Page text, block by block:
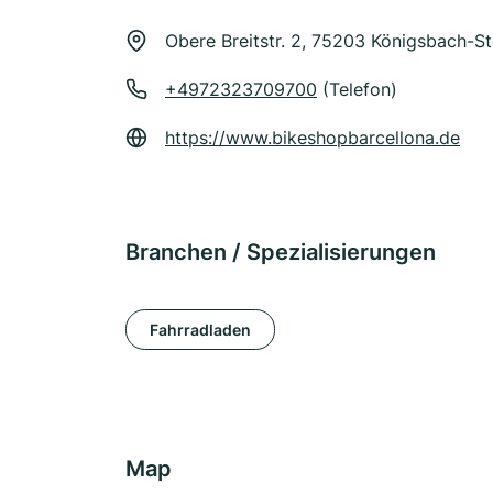
Obere Breitstr. 2, 75203 Königsbach-
+4972323709700 (Telefon)
https://www.bikeshopbarcellona.de
Branchen / Spezialisierungen
Fahrradladen
Map